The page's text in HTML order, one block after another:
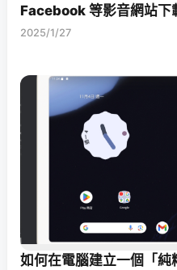
Facebook 等影音網站下
2025/1/27
如何在電腦建立一個「